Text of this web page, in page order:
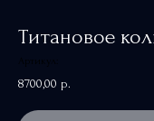
Титановое
8700,00 р.